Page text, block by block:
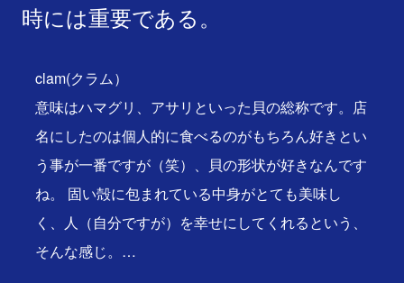
時には重要である。
clam(クラム）
意味はハマグリ、アサリといった貝の総称です。店
名にしたのは個人的に食べるのがもちろん好きとい
う事が一番ですが（笑）、貝の形状が好きなんです
ね。 固い殻に包まれている中身がとても美味し
く、人（自分ですが）を幸せにしてくれるという、
そんな感じ。…